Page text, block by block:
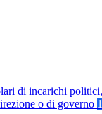
di incarichi
o di governo 1